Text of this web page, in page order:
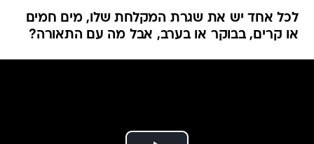
לכל אחד יש את שגרת המקלחת שלו, מים חמים
או קרים, בבוקר או בערב, אבל מה עם התאורה?